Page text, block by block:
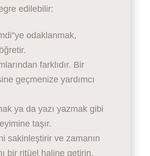
edilebilir:
odaklanmak,
farklıdır. Bir
geçmenize yardımcı
ya da yazı yazmak gibi
taşır.
sakinleştirir ve zamanın
bir ritüel haline getirin.